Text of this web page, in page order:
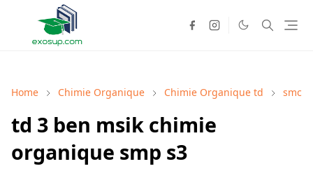
Home Chimie Organique Chimie Organique td smc
td 3 ben msik chimie
organique smp s3